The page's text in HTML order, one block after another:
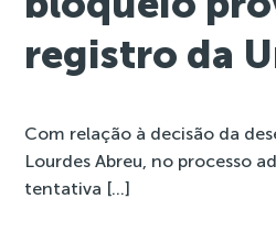
registro da
Com relação à decisão da
Lourdes Abreu, no processo
tentativa […]